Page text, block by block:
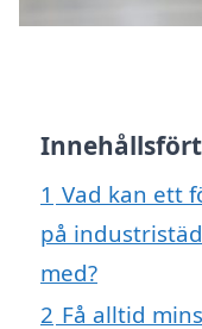
1 Vad kan ett
på
med?
2 Få alltid